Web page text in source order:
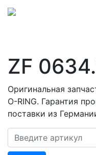
ZF
Оригинальная
O-RING. Гарантия
поставки из